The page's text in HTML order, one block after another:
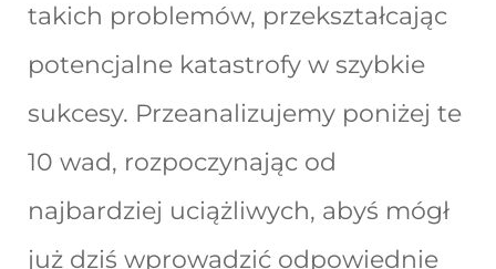
takich problemów, przekształcając
potencjalne katastrofy w szybkie
sukcesy. Przeanalizujemy poniżej te
10 wad, rozpoczynając od
najbardziej uciążliwych, abyś mógł
już dziś wprowadzić odpowiednie